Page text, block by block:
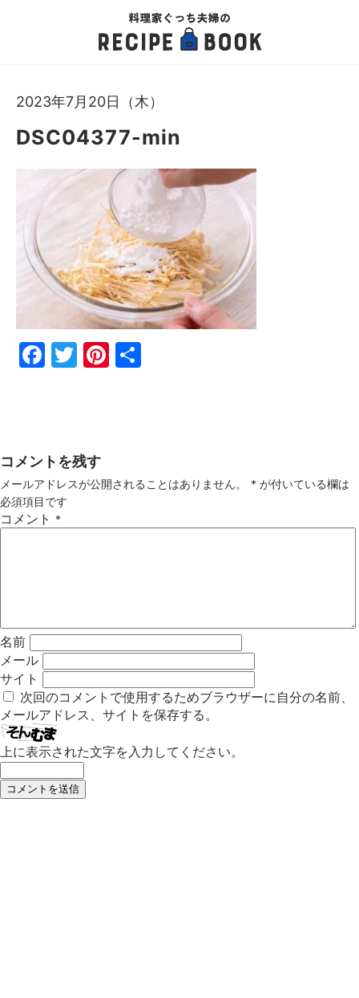
2023年7月20日（木）
DSC04377-min
Fac
Twi
Pin
コメントを残す
メールアドレスが公開されることはありません。 * が付いている欄は
必須項目です
コメント *
名前
メール
サイト
次回のコメントで使用するためブラウザーに自分の名前、
メールアドレス、サイトを保存する。
上に表示された文字を入力してください。